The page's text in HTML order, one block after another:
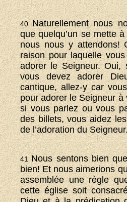
40Naturellement nous
que quelqu’un se mette
nous nous y attendons!
raison pour laquelle
adorer le Seigneur. Oui,
vous devez adorer
cantique, allez-y car
pour adorer le Seigneur à
si vous parlez ou vous
des billets, vous aidez
de l’adoration du Seigneur.
41Nous sentons bien
bien! Et nous aimerions
assemblée une règle
cette église soit